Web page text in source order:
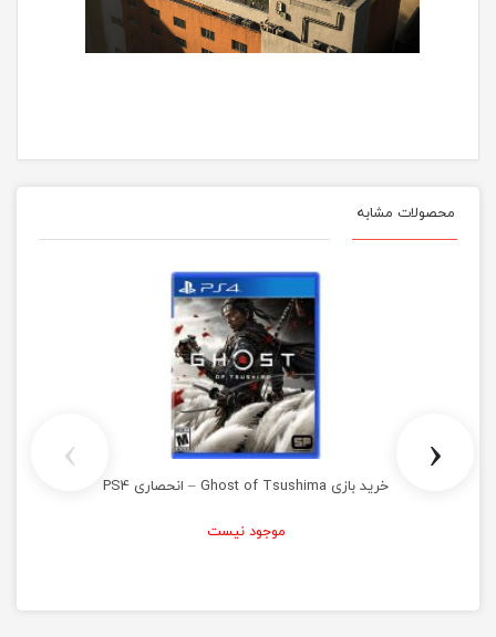
محصولات مشابه
خرید بازی Ghost of Tsushima – انحصاری PS4
موجود نیست
‹
›